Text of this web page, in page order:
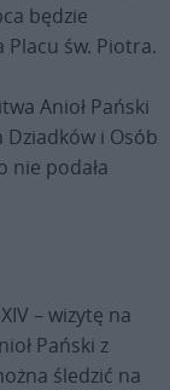
będzie
Placu św. Piotra.
Anioł Pański
Dziadków i Osób
nie podała
– wizytę na
Pański z
śledzić na